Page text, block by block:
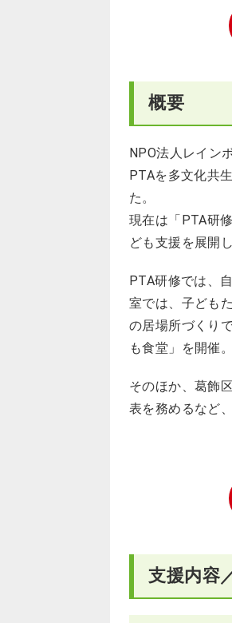
概要
NPO法人レイン
PTAを多文化共
た。
現在は「PTA研
ども支援を展開
PTA研修では、
室では、子ども
の居場所づくり
も食堂」を開催
そのほか、葛飾
表を務めるなど
支援内容